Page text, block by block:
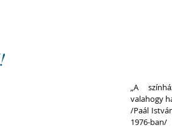
„A
valahogy
/Paál
1976-ban/